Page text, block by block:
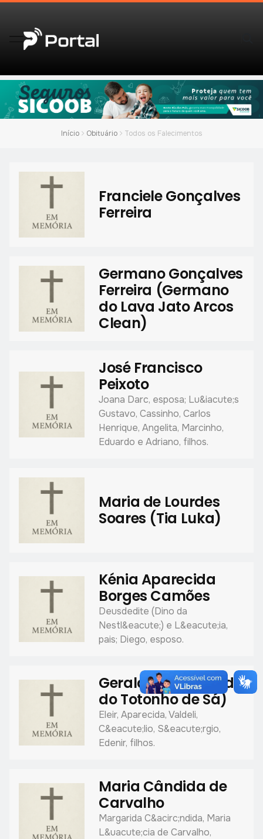
Início Obituário Todos os Falecimentos
Franciele Gonçalves
Ferreira
Germano Gonçalves
Ferreira (Germano
do Lava Jato Arcos
Clean)
José Francisco
Peixoto
Joana Darc, esposa; Lu&iacute;s
Gustavo, Cassinho, Carlos
Henrique, Angelita, Marcinho,
Eduardo e Adriano, filhos.
Maria de Lourdes
Soares (Tia Luka)
Kénia Aparecida
Borges Camões
Deusdedite (Dino da
Nestl&eacute;) e L&eacute;ia,
pais; Diego, esposo.
Geraldo de Sá (Ládo
do Totonho de Sá)
Eleir, Aparecida, Valdeli,
C&eacute;lio, S&eacute;rgio,
Edenir, filhos.
Maria Cândida de
Carvalho
Margarida C&acirc;ndida, Maria
L&uacute;cia de Carvalho,